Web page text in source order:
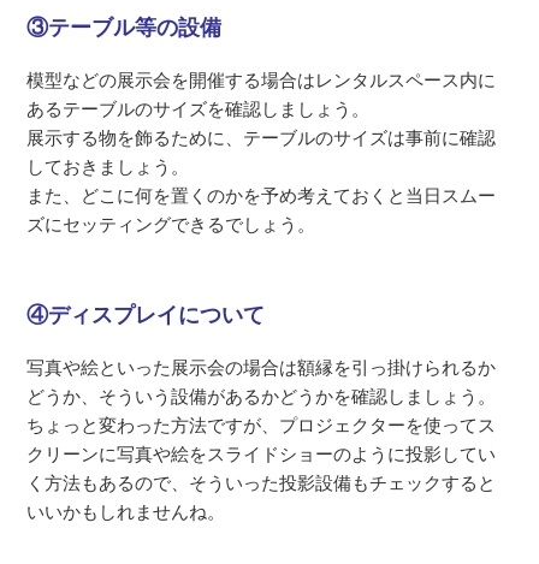
③テーブル等の設備
模型などの展示会を開催する場合はレンタルスペース内に
あるテーブルのサイズを確認しましょう。
展示する物を飾るために、テーブルのサイズは事前に確認
しておきましょう。
また、どこに何を置くのかを予め考えておくと当日スムー
ズにセッティングできるでしょう。
④ディスプレイについて
写真や絵といった展示会の場合は額縁を引っ掛けられるか
どうか、そういう設備があるかどうかを確認しましょう。
ちょっと変わった方法ですが、プロジェクターを使ってス
クリーンに写真や絵をスライドショーのように投影してい
く方法もあるので、そういった投影設備もチェックすると
いいかもしれませんね。